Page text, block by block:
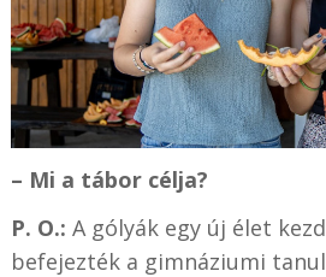
– Mi a tábor célja?
P. O.: A gólyák egy új élet
befejezték a gimnáziumi